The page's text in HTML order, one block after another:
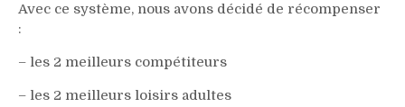
Avec ce système, nous avons décidé de récompenser
:
– les 2 meilleurs compétiteurs
– les 2 meilleurs loisirs adultes